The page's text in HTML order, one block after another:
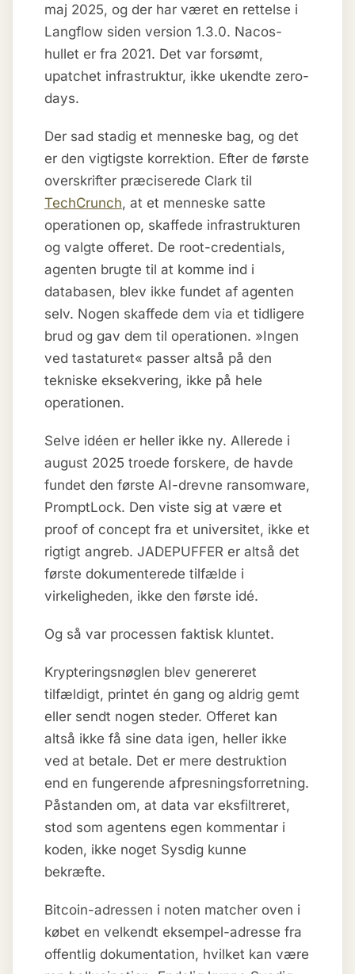
maj 2025, og der har været en rettelse i
Langflow siden version 1.3.0. Nacos-
hullet er fra 2021. Det var forsømt,
upatchet infrastruktur, ikke ukendte zero-
days.
Der sad stadig et menneske bag, og det
er den vigtigste korrektion. Efter de første
overskrifter præciserede Clark til
TechCrunch, at et menneske satte
operationen op, skaffede infrastrukturen
og valgte offeret. De root-credentials,
agenten brugte til at komme ind i
databasen, blev ikke fundet af agenten
selv. Nogen skaffede dem via et tidligere
brud og gav dem til operationen. »Ingen
ved tastaturet« passer altså på den
tekniske eksekvering, ikke på hele
operationen.
Selve idéen er heller ikke ny. Allerede i
august 2025 troede forskere, de havde
fundet den første AI-drevne ransomware,
PromptLock. Den viste sig at være et
proof of concept fra et universitet, ikke et
rigtigt angreb. JADEPUFFER er altså det
første dokumenterede tilfælde i
virkeligheden, ikke den første idé.
Og så var processen faktisk kluntet.
Krypteringsnøglen blev genereret
tilfældigt, printet én gang og aldrig gemt
eller sendt nogen steder. Offeret kan
altså ikke få sine data igen, heller ikke
ved at betale. Det er mere destruktion
end en fungerende afpresningsforretning.
Påstanden om, at data var eksfiltreret,
stod som agentens egen kommentar i
koden, ikke noget Sysdig kunne
bekræfte.
Bitcoin-adressen i noten matcher oven i
købet en velkendt eksempel-adresse fra
offentlig dokumentation, hvilket kan være